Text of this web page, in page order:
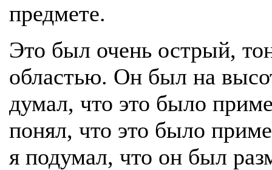
предмете.
Это был очень острый,
областью. Он был на
думал, что это было
понял, что это было
я подумал, что он был